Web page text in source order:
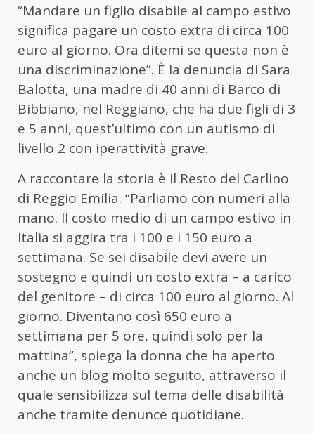
“Mandare un figlio disabile al campo estivo
significa pagare un costo extra di circa 100
euro al giorno. Ora ditemi se questa non è
una discriminazione”. È la denuncia di Sara
Balotta, una madre di 40 anni di Barco di
Bibbiano, nel Reggiano, che ha due figli di 3
e 5 anni, quest’ultimo con un autismo di
livello 2 con iperattività grave.
A raccontare la storia è il Resto del Carlino
di Reggio Emilia. “Parliamo con numeri alla
mano. Il costo medio di un campo estivo in
Italia si aggira tra i 100 e i 150 euro a
settimana. Se sei disabile devi avere un
sostegno e quindi un costo extra – a carico
del genitore – di circa 100 euro al giorno. Al
giorno. Diventano così 650 euro a
settimana per 5 ore, quindi solo per la
mattina”, spiega la donna che ha aperto
anche un blog molto seguito, attraverso il
quale sensibilizza sul tema delle disabilità
anche tramite denunce quotidiane.